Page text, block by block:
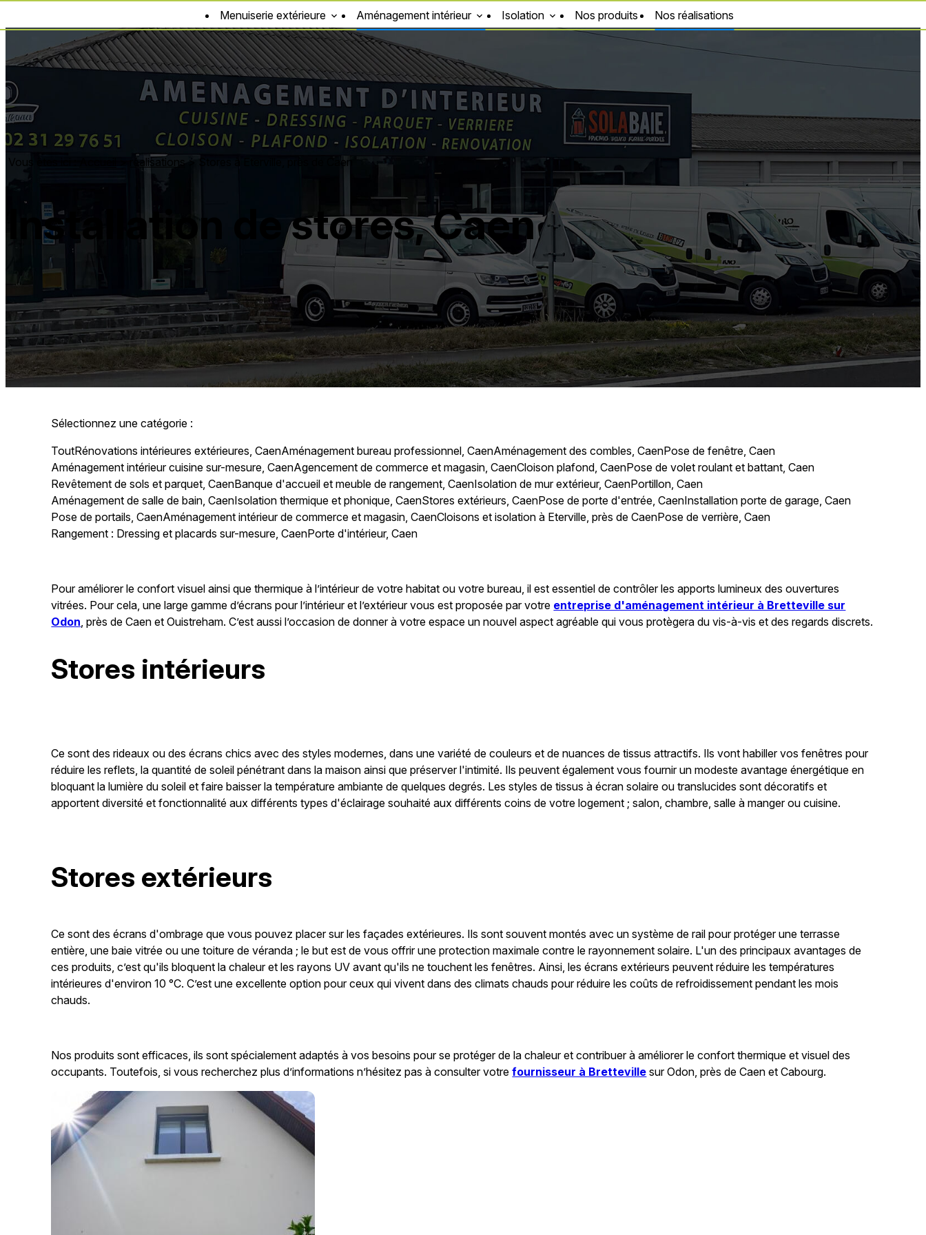
Menuiserie extérieure Aménagement intérieur Isolation Nos produits Nos réalisations
Vous êtes ici : réalisations > Stores à Eterville, près de Caen
Installation de stores, Caen
Sélectionnez une catégorie :
ToutRénovations intérieures extérieures, CaenAménagement bureau professionnel, CaenAménagement des combles, CaenPose de fenêtre, Caen
Aménagement intérieur cuisine sur-mesure, CaenAgencement de commerce et magasin, CaenCloison plafond, CaenPose de volet roulant et battant, Caen
Revêtement de sols et parquet, CaenBanque d'accueil et meuble de rangement, CaenIsolation de mur extérieur, CaenPortillon, Caen
Aménagement de salle de bain, CaenIsolation thermique et phonique, CaenStores extérieurs, CaenPose de porte d'entrée, CaenInstallation porte de garage, Caen
Pose de portails, CaenAménagement intérieur de commerce et magasin, CaenCloisons et isolation à Eterville, près de CaenPose de verrière, Caen
Rangement : Dressing et placards sur-mesure, CaenPorte d'intérieur, Caen
Pour améliorer le confort visuel ainsi que thermique à l’intérieur de votre habitat ou votre bureau, il est essentiel de contrôler les apports lumineux des ouvertures
vitrées. Pour cela, une large gamme d’écrans pour l’intérieur et l’extérieur vous est proposée par votre entreprise d'aménagement intérieur à Bretteville sur
Odon, près de Caen et Ouistreham. C’est aussi l’occasion de donner à votre espace un nouvel aspect agréable qui vous protègera du vis-à-vis et des regards discrets.
Stores intérieurs
Ce sont des rideaux ou des écrans chics avec des styles modernes, dans une variété de couleurs et de nuances de tissus attractifs. Ils vont habiller vos fenêtres pour
réduire les reflets, la quantité de soleil pénétrant dans la maison ainsi que préserver l'intimité. Ils peuvent également vous fournir un modeste avantage énergétique en
bloquant la lumière du soleil et faire baisser la température ambiante de quelques degrés. Les styles de tissus à écran solaire ou translucides sont décoratifs et
apportent diversité et fonctionnalité aux différents types d'éclairage souhaité aux différents coins de votre logement ; salon, chambre, salle à manger ou cuisine.
Stores extérieurs
Ce sont des écrans d'ombrage que vous pouvez placer sur les façades extérieures. Ils sont souvent montés avec un système de rail pour protéger une terrasse
entière, une baie vitrée ou une toiture de véranda ; le but est de vous offrir une protection maximale contre le rayonnement solaire. L'un des principaux avantages de
ces produits, c’est qu'ils bloquent la chaleur et les rayons UV avant qu'ils ne touchent les fenêtres. Ainsi, les écrans extérieurs peuvent réduire les températures
intérieures d'environ 10 °C. C’est une excellente option pour ceux qui vivent dans des climats chauds pour réduire les coûts de refroidissement pendant les mois
chauds.
Nos produits sont efficaces, ils sont spécialement adaptés à vos besoins pour se protéger de la chaleur et contribuer à améliorer le confort thermique et visuel des
occupants. Toutefois, si vous recherchez plus d’informations n’hésitez pas à consulter votrefournisseur à Bretteville sur Odon, près de Caen et Cabourg.